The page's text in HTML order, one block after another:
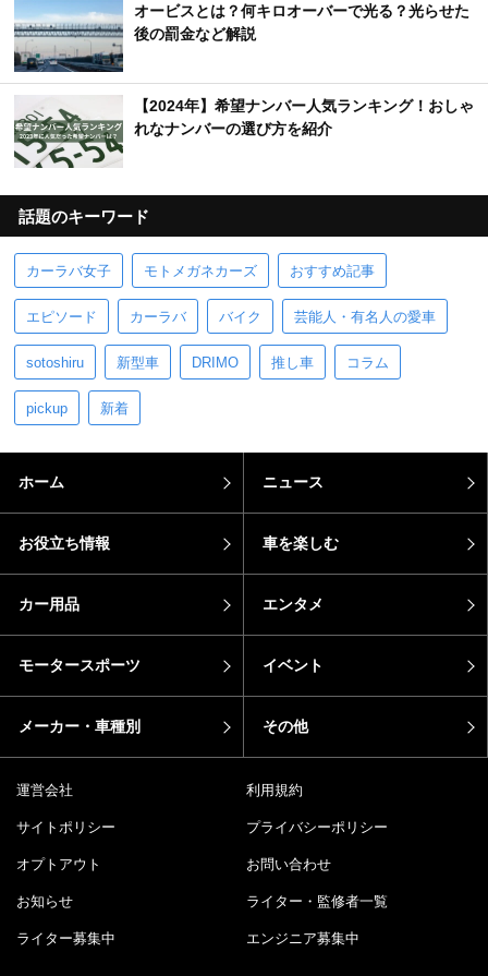
オービスとは？何キロオーバーで光る？光らせた
後の罰金など解説
【2024年】希望ナンバー人気ランキング！おしゃ
れなナンバーの選び方を紹介
話題のキーワード
カーラバ女子 モトメガネカーズ おすすめ記事
エピソード カーラバ バイク 芸能人・有名人の愛車
sotoshiru 新型車 DRIMO 推し車 コラム
pickup 新着
ホーム ニュース
お役立ち情報 車を楽しむ
カー用品 エンタメ
モータースポーツ イベント
メーカー・車種別 その他
運営会社 利用規約
サイトポリシー プライバシーポリシー
オプトアウト お問い合わせ
お知らせ ライター・監修者一覧
ライター募集中 エンジニア募集中